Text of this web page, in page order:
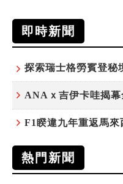
即時新聞
熱門新聞